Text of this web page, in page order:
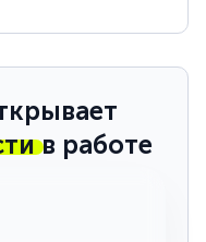
в работе